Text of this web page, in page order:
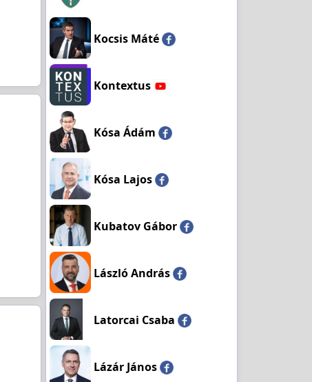
Kocsis Máté
Kontextus
Kósa Ádám
Kósa Lajos
Kubatov Gábor
László András
Latorcai Csaba
Lázár János